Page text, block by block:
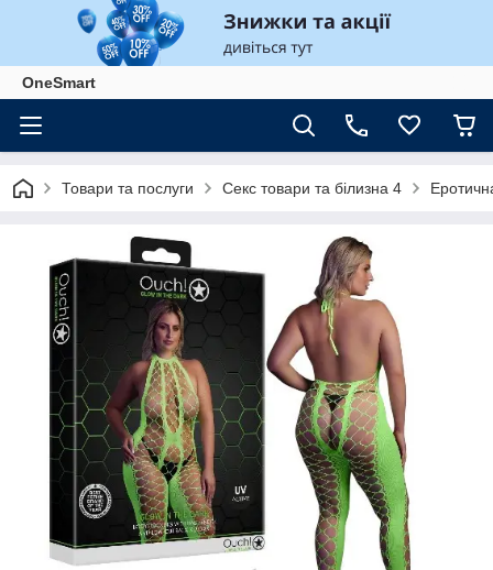
OneSmart
Товари та послуги Секс товари та білизна 4